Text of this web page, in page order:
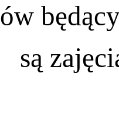
są